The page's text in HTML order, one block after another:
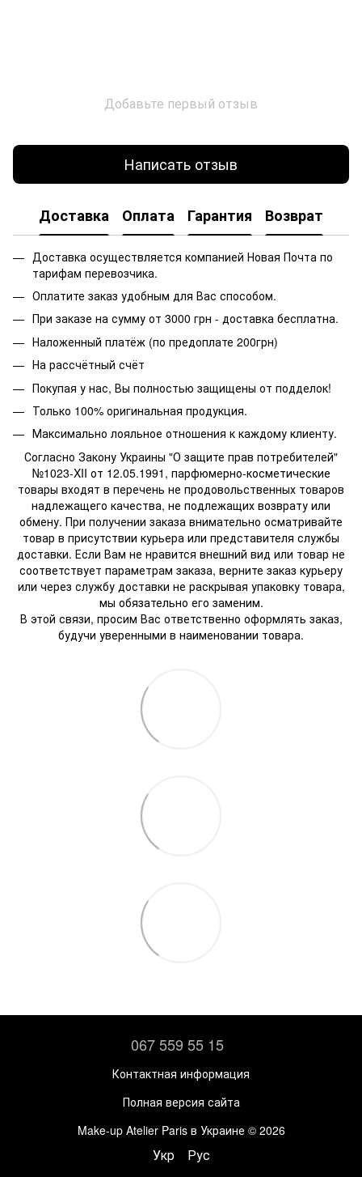
Добавьте первый отзыв
Написать отзыв
Доставка Оплата Гарантия Возврат
Доставка осуществляется компанией Новая Почта по
тарифам перевозчика.
Оплатите заказ удобным для Вас способом.
При заказе на сумму от 3000 грн - доставка бесплатна.
Наложенный платёж (по предоплате 200грн)
На рассчётный счёт
Покупая у нас, Вы полностью защищены от подделок!
Только 100% оригинальная продукция.
Максимально лояльное отношения к каждому клиенту.
Согласно Закону Украины "О защите прав потребителей"
№1023-XII от 12.05.1991, парфюмерно-косметические
товары входят в перечень не продовольственных товаров
надлежащего качества, не подлежащих возврату или
обмену. При получении заказа внимательно осматривайте
товар в присутствии курьера или представителя службы
доставки. Если Вам не нравится внешний вид или товар не
соответствует параметрам заказа, верните заказ курьеру
или через службу доставки не раскрывая упаковку товара,
мы обязательно его заменим.
В этой связи, просим Вас ответственно оформлять заказ,
будучи уверенными в наименовании товара.
067 559 55 15
Контактная информация
Полная версия сайта
Make-up Atelier Paris в Украине © 2026
Укр Рус